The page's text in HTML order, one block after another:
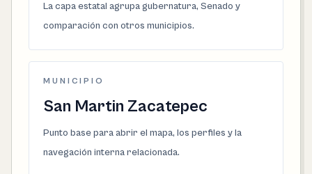
La capa estatal agrupa gubernatura, Senado y
comparación con otros municipios.
MUNICIPIO
San Martin Zacatepec
Punto base para abrir el mapa, los perfiles y la
navegación interna relacionada.